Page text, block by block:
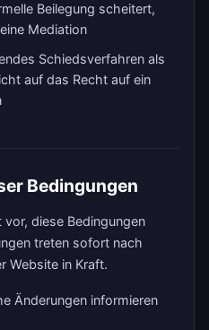
Beilegung scheitert,
Mediation
Schiedsverfahren als
auf das Recht auf ein
Bedingungen
diese Bedingungen
treten sofort nach
Website in Kraft.
Änderungen informieren